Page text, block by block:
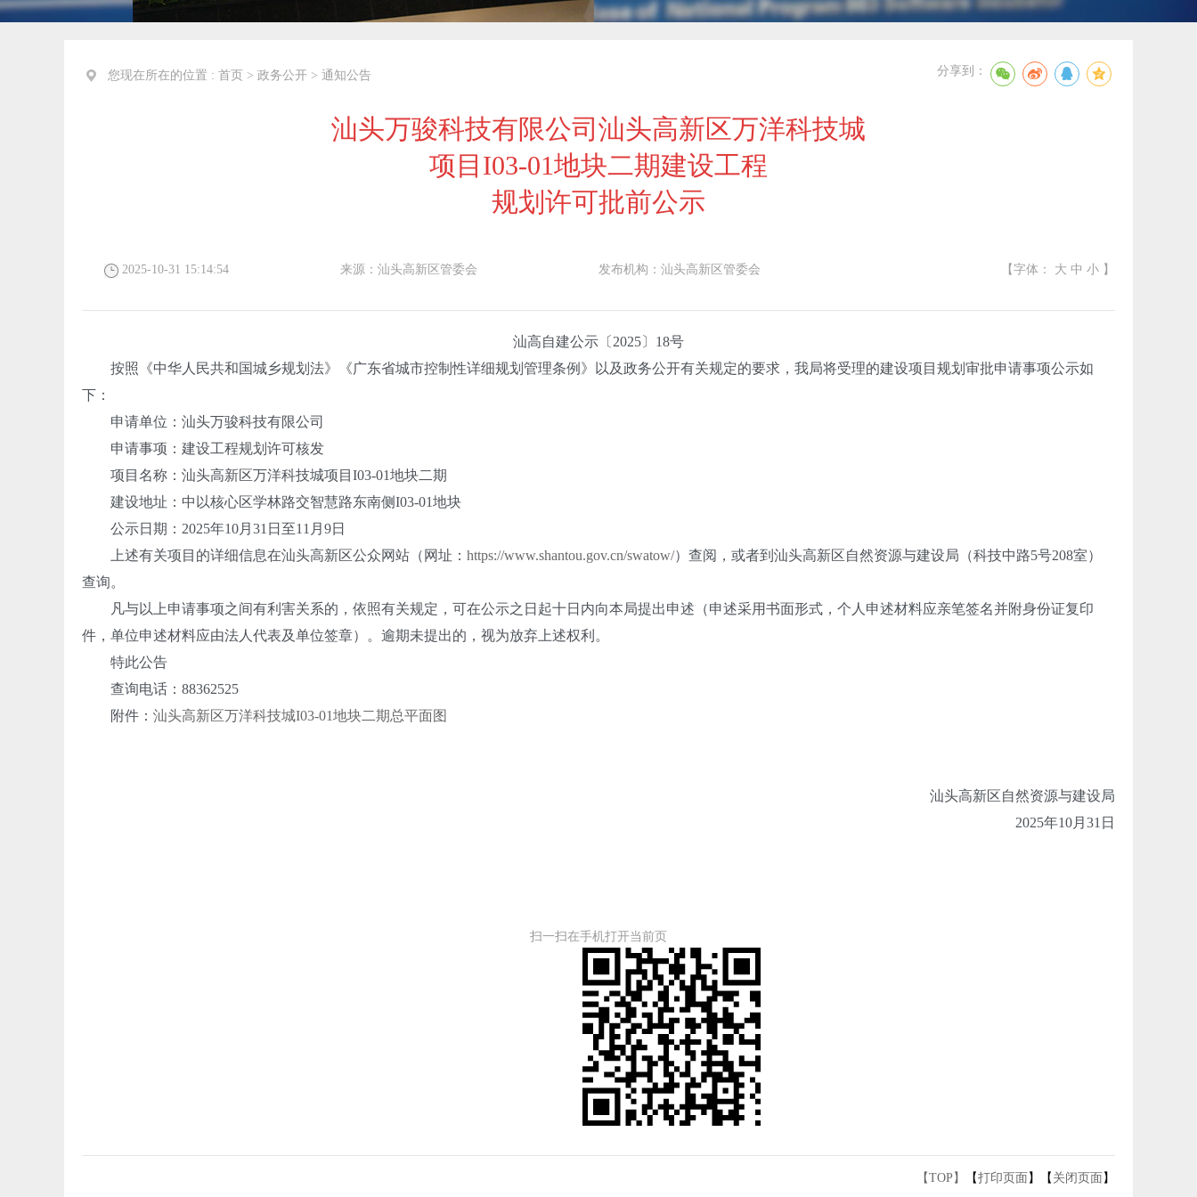
您现在所在的位置 : 首页 > 政务公开 > 通知公告 分享到：
汕头万骏科技有限公司汕头高新区万洋科技城
项目I03-01地块二期建设工程
规划许可批前公示
2025-10-31 15:14:54 来源： 汕头高新区管委会 发布机构： 汕头高新区管委会 【字体： 大 中 小 】
汕高自建公示〔2025〕18号
按照《中华人民共和国城乡规划法》《广东省城市控制性详细规划管理条例》以及政务公开有关规定的要求，我局将受理的建设项目规划审批申请事项公示如
下：
申请单位：汕头万骏科技有限公司
申请事项：建设工程规划许可核发
项目名称：汕头高新区万洋科技城项目I03-01地块二期
建设地址：中以核心区学林路交智慧路东南侧I03-01地块
公示日期：2025年10月31日至11月9日
上述有关项目的详细信息在汕头高新区公众网站（网址： https://www.shantou.gov.cn/swatow/）查阅，或者到汕头高新区自然资源与建设局（科技中路5号208室）
查询。
凡与以上申请事项之间有利害关系的，依照有关规定，可在公示之日起十日内向本局提出申述（申述采用书面形式，个人申述材料应亲笔签名并附身份证复印
件，单位申述材料应由法人代表及单位签章）。逾期未提出的，视为放弃上述权利。
特此公告
查询电话：88362525
附件： 汕头高新区万洋科技城I03-01地块二期总平面图
汕头高新区自然资源与建设局
2025年10月31日
扫一扫在手机打开当前页
【TOP】 【打印页面 】【 关闭页面 】